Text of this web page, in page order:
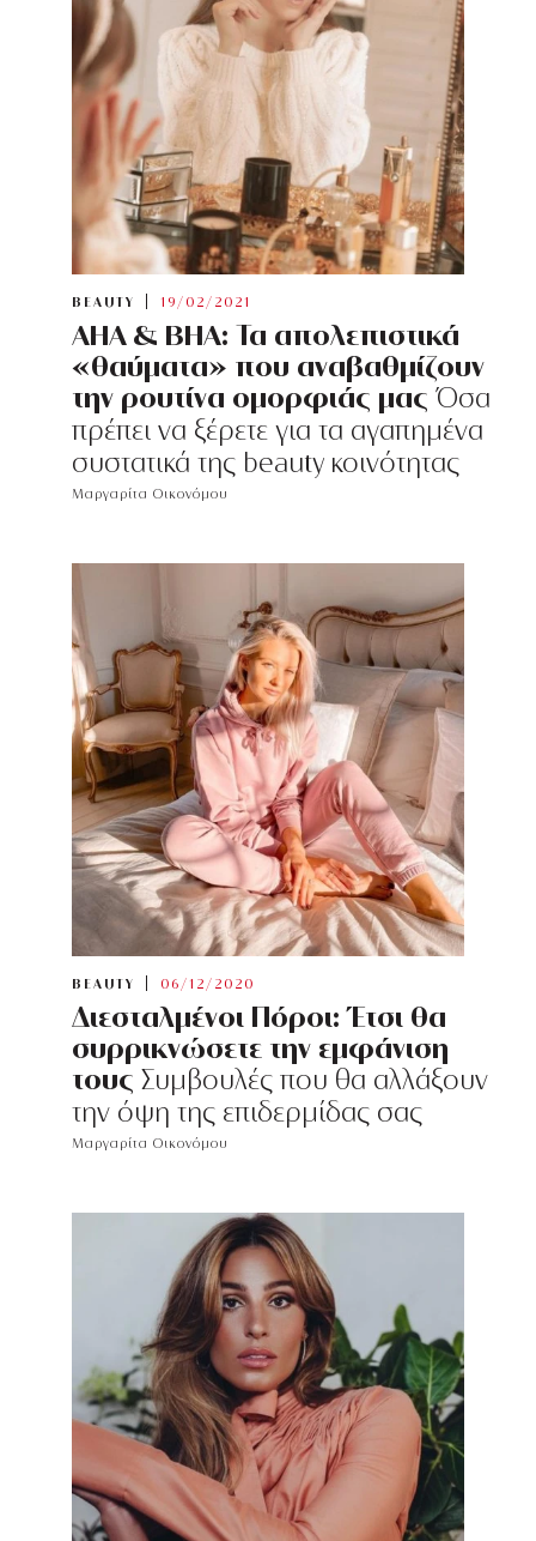
BEAUTY 19/02/2021
AHA & BHA: Τα απολεπιστικά
«θαύματα» που αναβαθμίζουν
την ρουτίνα ομορφιάς μας Όσα
πρέπει να ξέρετε για τα αγαπημένα
συστατικά της beauty κοινότητας
Μαργαρίτα Οικονόμου
BEAUTY 06/12/2020
Διεσταλμένοι Πόροι: Έτσι θα
συρρικνώσετε την εμφάνιση
τους Συμβουλές που θα αλλάξουν
την όψη της επιδερμίδας σας
Μαργαρίτα Οικονόμου